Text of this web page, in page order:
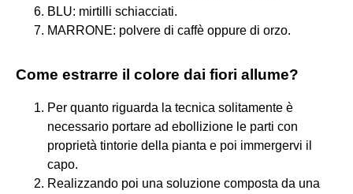
BLU: mirtilli schiacciati.
MARRONE: polvere di caffè oppure di orzo.
Come estrarre il colore dai fiori allume?
Per quanto riguarda la tecnica solitamente è
necessario portare ad ebollizione le parti con
proprietà tintorie della pianta e poi immergervi il
capo.
Realizzando poi una soluzione composta da una